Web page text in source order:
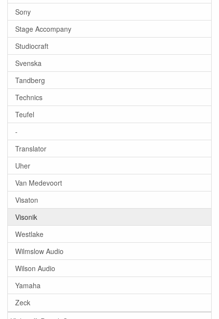
Sony
Stage Accompany
Studiocraft
Svenska
Tandberg
Technics
Teufel
-
Translator
Uher
Van Medevoort
Visaton
Visonik
Westlake
Wilmslow Audio
Wilson Audio
Yamaha
Zeck